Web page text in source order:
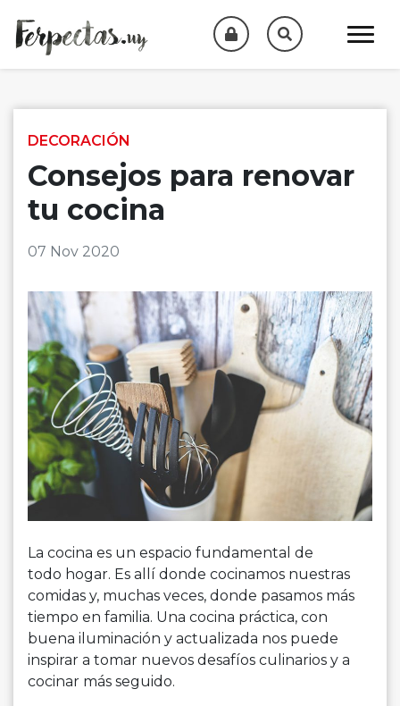
DECORACIÓN
Consejos para renovar
tu cocina
07 Nov 2020
La cocina es un espacio fundamental de
todo hogar. Es allí donde cocinamos nuestras
comidas y, muchas veces, donde pasamos más
tiempo en familia. Una cocina práctica, con
buena iluminación y actualizada nos puede
inspirar a tomar nuevos desafíos culinarios y a
cocinar más seguido.